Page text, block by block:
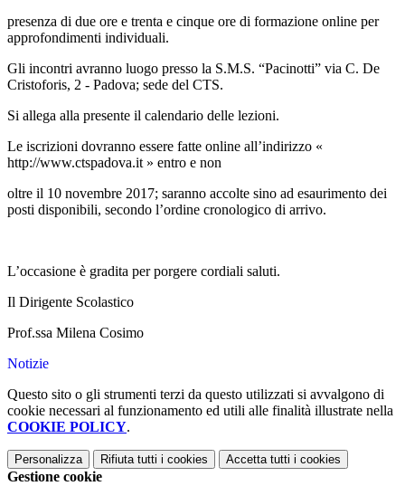
presenza di due ore e trenta e cinque ore di formazione online per
approfondimenti individuali.
Gli incontri avranno luogo presso la S.M.S. “Pacinotti” via C. De
Cristoforis, 2 - Padova; sede del CTS.
Si allega alla presente il calendario delle lezioni.
Le iscrizioni dovranno essere fatte online all’indirizzo «
http://www.ctspadova.it » entro e non
oltre il 10 novembre 2017; saranno accolte sino ad esaurimento dei
posti disponibili, secondo l’ordine cronologico di arrivo.
L’occasione è gradita per porgere cordiali saluti.
Il Dirigente Scolastico
Prof.ssa Milena Cosimo
Notizie
Questo sito o gli strumenti terzi da questo utilizzati si avvalgono di
cookie necessari al funzionamento ed utili alle finalità illustrate nella
COOKIE POLICY.
Personalizza Rifiuta tutti i cookies Accetta tutti i cookies
Gestione cookie